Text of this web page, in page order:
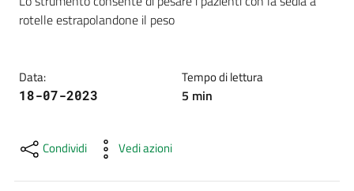
di
cura
Come
rotelle estrapolandone il peso
Data:
18-07-2023
Tempo di lettura
5 min
Condividi Vedi azioni